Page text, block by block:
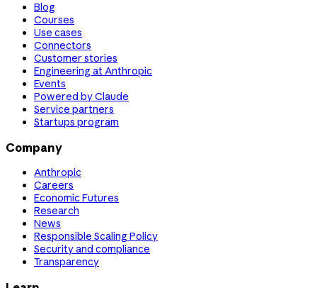
Blog
Courses
Use cases
Connectors
Customer stories
Engineering at Anthropic
Events
Powered by Claude
Service partners
Startups program
Company
Anthropic
Careers
Economic Futures
Research
News
Responsible Scaling Policy
Security and compliance
Transparency